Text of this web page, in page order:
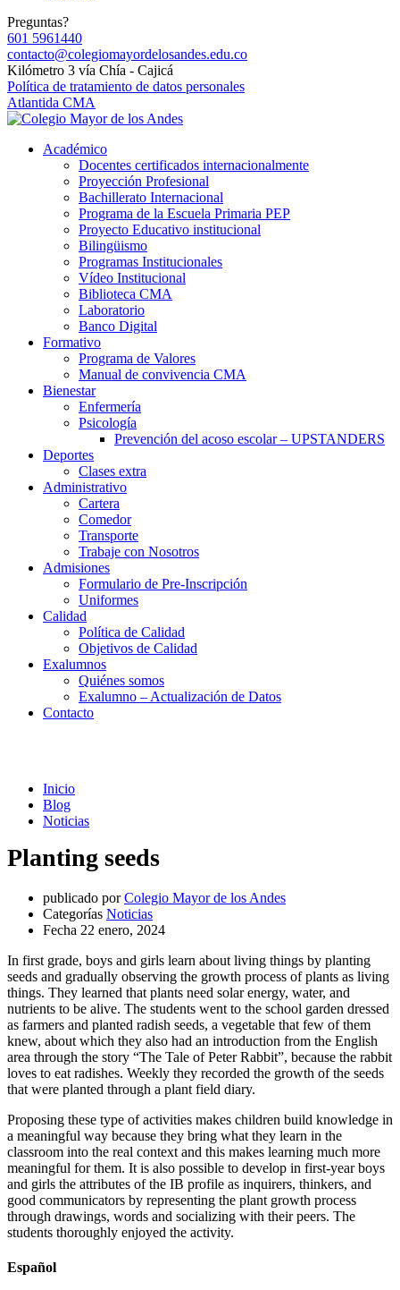
Preguntas?
601 5961440
contacto@colegiomayordelosandes.edu.co
Kilómetro 3 vía Chía - Cajicá
Política de tratamiento de datos personales
Atlantida CMA
Académico
Docentes certificados internacionalmente
Proyección Profesional
Bachillerato Internacional
Programa de la Escuela Primaria PEP
Proyecto Educativo institucional
Bilingüismo
Programas Institucionales
Vídeo Institucional
Biblioteca CMA
Laboratorio
Banco Digital
Formativo
Programa de Valores
Manual de convivencia CMA
Bienestar
Enfermería
Psicología
Prevención del acoso escolar – UPSTANDERS
Deportes
Clases extra
Administrativo
Cartera
Comedor
Transporte
Trabaje con Nosotros
Admisiones
Formulario de Pre-Inscripción
Uniformes
Calidad
Política de Calidad
Objetivos de Calidad
Exalumnos
Quiénes somos
Exalumno – Actualización de Datos
Contacto
Inicio
Blog
Noticias
Planting seeds
publicado por Colegio Mayor de los Andes
Categorías Noticias
Fecha 22 enero, 2024
In first grade, boys and girls learn about living things by planting
seeds and gradually observing the growth process of plants as living
things. They learned that plants need solar energy, water, and
nutrients to be alive. The students went to the school garden dressed
as farmers and planted radish seeds, a vegetable that few of them
knew, about which they also had an introduction from the English
area through the story “The Tale of Peter Rabbit”, because the rabbit
loves to eat radishes. Weekly they recorded the growth of the seeds
that were planted through a plant field diary.
Proposing these type of activities makes children build knowledge in
a meaningful way because they bring what they learn in the
classroom into the real context and this makes learning much more
meaningful for them. It is also possible to develop in first-year boys
and girls the attributes of the IB profile as inquirers, thinkers, and
good communicators by representing the plant growth process
through drawings, words and socializing with their peers. The
students thoroughly enjoyed the activity.
Español